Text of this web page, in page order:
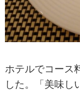
ホテルでコース
した。「美味し